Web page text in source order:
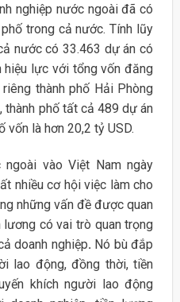
nghiệp nước ngoài đã có
trong cả nước. Tính lũy
nước có 33.463 dự án có
lực với tổng vốn đăng
thành phố Hải Phòng
phố tất cả 489 dự án
là hơn 20,2 tỷ USD.
vào Việt Nam ngày
nhiều cơ hội việc làm cho
những vấn đề được quan
có vai trò quan trọng
doanh nghiệp. Nó bù đắp
lao động, đồng thời, tiền
khích người lao động